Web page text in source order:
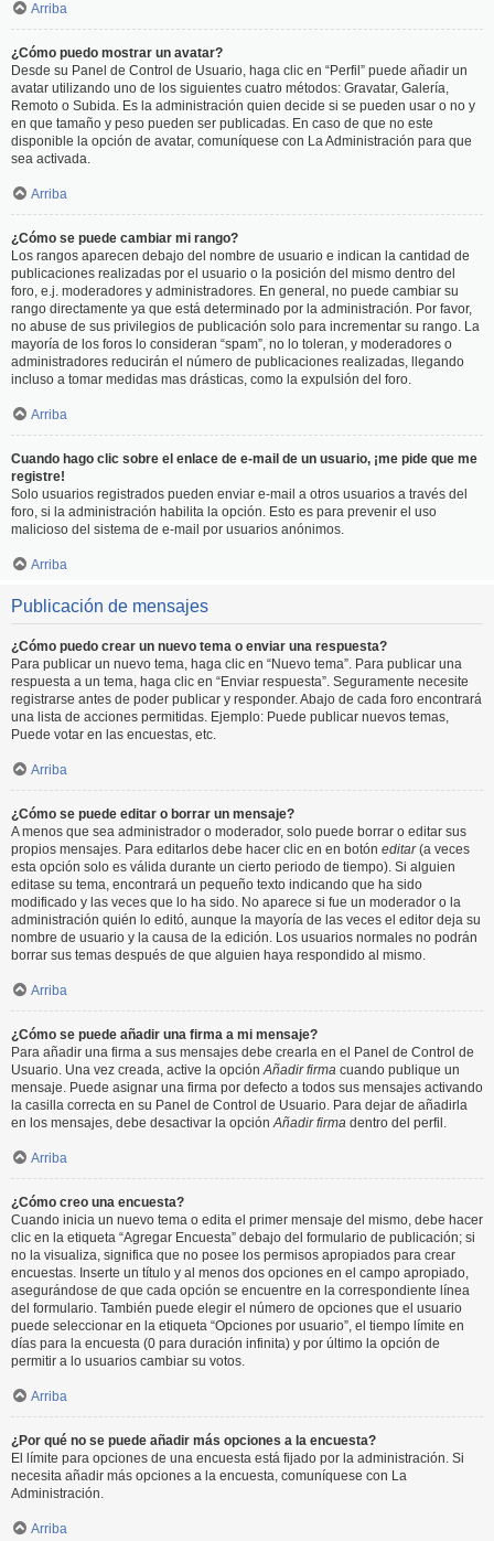
Arriba
¿Cómo puedo mostrar un avatar?
Desde su Panel de Control de Usuario, haga clic en “Perfil” puede añadir un
avatar utilizando uno de los siguientes cuatro métodos: Gravatar, Galería,
Remoto o Subida. Es la administración quien decide si se pueden usar o no y
en que tamaño y peso pueden ser publicadas. En caso de que no este
disponible la opción de avatar, comuníquese con La Administración para que
sea activada.
Arriba
¿Cómo se puede cambiar mi rango?
Los rangos aparecen debajo del nombre de usuario e indican la cantidad de
publicaciones realizadas por el usuario o la posición del mismo dentro del
foro, e.j. moderadores y administradores. En general, no puede cambiar su
rango directamente ya que está determinado por la administración. Por favor,
no abuse de sus privilegios de publicación solo para incrementar su rango. La
mayoría de los foros lo consideran “spam”, no lo toleran, y moderadores o
administradores reducirán el número de publicaciones realizadas, llegando
incluso a tomar medidas mas drásticas, como la expulsión del foro.
Arriba
Cuando hago clic sobre el enlace de e-mail de un usuario, ¡me pide que me
registre!
Solo usuarios registrados pueden enviar e-mail a otros usuarios a través del
foro, si la administración habilita la opción. Esto es para prevenir el uso
malicioso del sistema de e-mail por usuarios anónimos.
Arriba
Publicación de mensajes
¿Cómo puedo crear un nuevo tema o enviar una respuesta?
Para publicar un nuevo tema, haga clic en “Nuevo tema”. Para publicar una
respuesta a un tema, haga clic en “Enviar respuesta”. Seguramente necesite
registrarse antes de poder publicar y responder. Abajo de cada foro encontrará
una lista de acciones permitidas. Ejemplo: Puede publicar nuevos temas,
Puede votar en las encuestas, etc.
Arriba
¿Cómo se puede editar o borrar un mensaje?
A menos que sea administrador o moderador, solo puede borrar o editar sus
propios mensajes. Para editarlos debe hacer clic en en botón editar(a veces
esta opción solo es válida durante un cierto periodo de tiempo). Si alguien
editase su tema, encontrará un pequeño texto indicando que ha sido
modificado y las veces que lo ha sido. No aparece si fue un moderador o la
administración quién lo editó, aunque la mayoría de las veces el editor deja su
nombre de usuario y la causa de la edición. Los usuarios normales no podrán
borrar sus temas después de que alguien haya respondido al mismo.
Arriba
¿Cómo se puede añadir una firma a mi mensaje?
Para añadir una firma a sus mensajes debe crearla en el Panel de Control de
Usuario. Una vez creada, active la opciónAñadir firma cuando publique un
mensaje. Puede asignar una firma por defecto a todos sus mensajes activando
la casilla correcta en su Panel de Control de Usuario. Para dejar de añadirla
en los mensajes, debe desactivar la opciónAñadir firma dentro del perfil.
Arriba
¿Cómo creo una encuesta?
Cuando inicia un nuevo tema o edita el primer mensaje del mismo, debe hacer
clic en la etiqueta “Agregar Encuesta” debajo del formulario de publicación; si
no la visualiza, significa que no posee los permisos apropiados para crear
encuestas. Inserte un título y al menos dos opciones en el campo apropiado,
asegurándose de que cada opción se encuentre en la correspondiente línea
del formulario. También puede elegir el número de opciones que el usuario
puede seleccionar en la etiqueta “Opciones por usuario”, el tiempo límite en
días para la encuesta (0 para duración infinita) y por último la opción de
permitir a lo usuarios cambiar su votos.
Arriba
¿Por qué no se puede añadir más opciones a la encuesta?
El límite para opciones de una encuesta está fijado por la administración. Si
necesita añadir más opciones a la encuesta, comuníquese con La
Administración.
Arriba